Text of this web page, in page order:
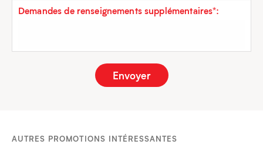
Demandes de renseignements supplémentaires*:
AUTRES PROMOTIONS INTÉRESSANTES